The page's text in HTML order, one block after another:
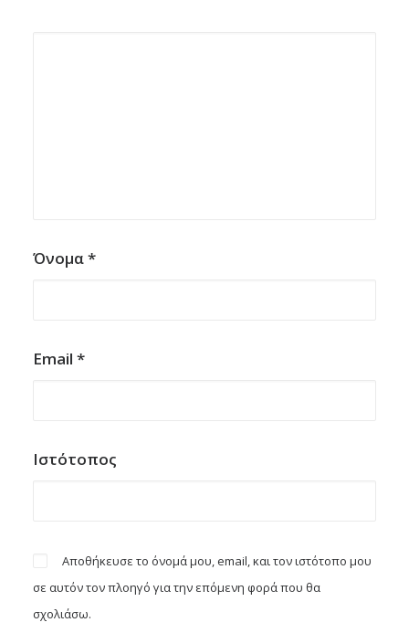
Όνομα*
Email *
Ιστότοπος
Αποθήκευσε το όνομά μου, email, και τον ιστότοπο μου
σε αυτόν τον πλοηγό για την επόμενη φορά που θα
σχολιάσω.